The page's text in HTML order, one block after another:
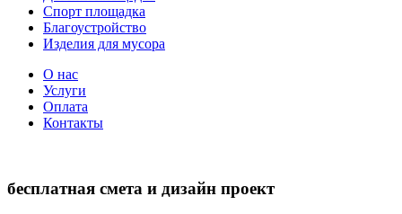
Спорт площадка
Благоустройство
Изделия для мусора
О нас
Услуги
Оплата
Контакты
бесплатная смета и дизайн проект